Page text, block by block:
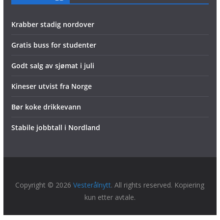
Krabber stadig nordover
Gratis buss for studenter
Godt salg av sjømat i juli
Kineser utvist fra Norge
Bør koke drikkevann
Stabile jobbtall i Nordland
Copyright © 2026Vesterålnytt. All rights reserved. Kopiering
kun etter avtale.